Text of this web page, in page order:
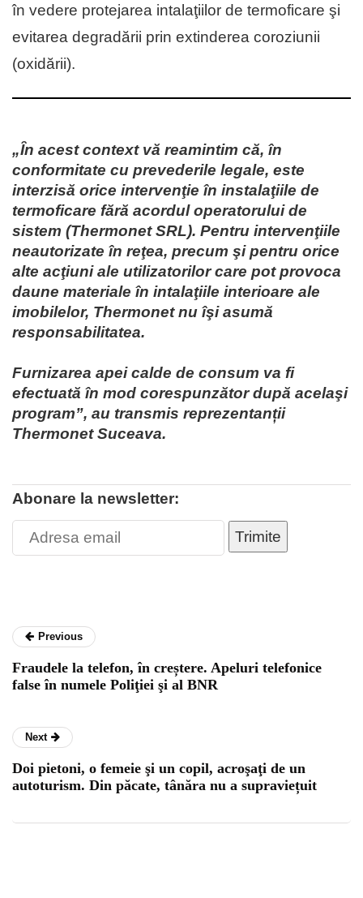
în vedere protejarea intalaţiilor de termoficare şi
evitarea degradării prin extinderea coroziunii
(oxidării).
„Ȋn acest context vă reamintim că, în
conformitate cu prevederile legale, este
interzisă orice intervenţie în instalaţiile de
termoficare fără acordul operatorului de
sistem (Thermonet SRL). Pentru intervenţiile
neautorizate în reţea, precum şi pentru orice
alte acţiuni ale utilizatorilor care pot provoca
daune materiale în intalaţiile interioare ale
imobilelor, Thermonet nu îşi asumă
responsabilitatea.
Furnizarea apei calde de consum va fi
efectuată în mod corespunzător după acelaşi
program”, au transmis reprezentanții
Thermonet Suceava.
Abonare la newsletter:
Trimite
Previous
Fraudele la telefon, în creștere. Apeluri telefonice
false în numele Poliţiei şi al BNR
Next
Doi pietoni, o femeie şi un copil, acroşaţi de un
autoturism. Din păcate, tânăra nu a supraviețuit